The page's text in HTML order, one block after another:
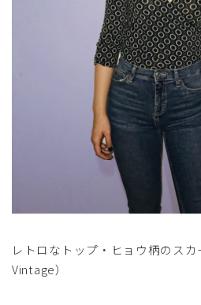
レトロなトップ・ヒョウ柄のス
Vintage）